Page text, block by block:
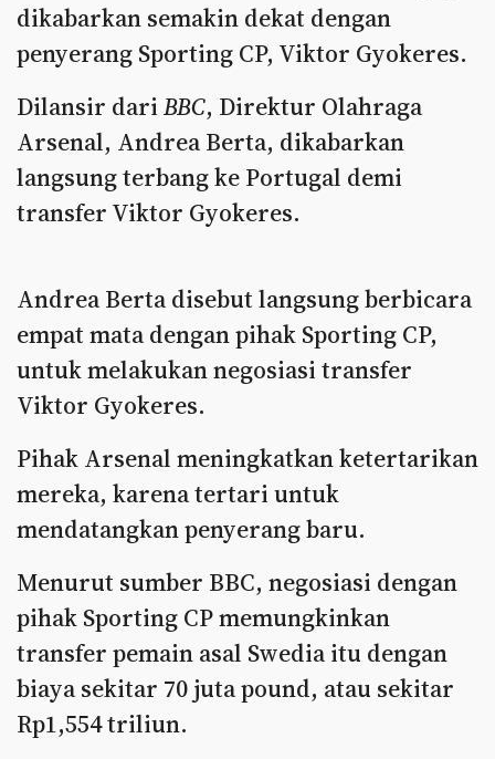
dikabarkan semakin dekat dengan
penyerang Sporting CP, Viktor Gyokeres.
Dilansir dari BBC, Direktur Olahraga
Arsenal, Andrea Berta, dikabarkan
langsung terbang ke Portugal demi
transfer Viktor Gyokeres.
Andrea Berta disebut langsung berbicara
empat mata dengan pihak Sporting CP,
untuk melakukan negosiasi transfer
Viktor Gyokeres.
Pihak Arsenal meningkatkan ketertarikan
mereka, karena tertari untuk
mendatangkan penyerang baru.
Menurut sumber BBC, negosiasi dengan
pihak Sporting CP memungkinkan
transfer pemain asal Swedia itu dengan
biaya sekitar 70 juta pound, atau sekitar
Rp1,554 triliun.